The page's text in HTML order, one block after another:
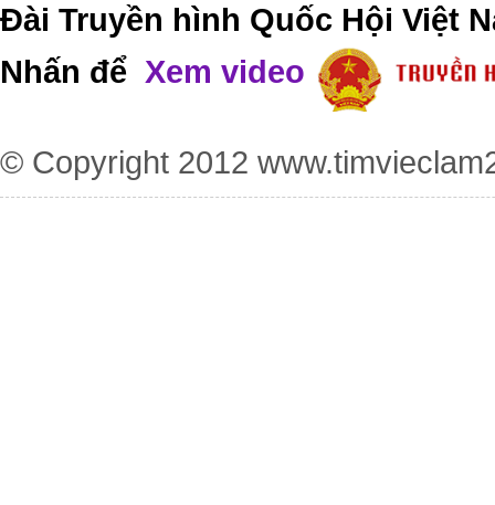
Đài Truyền hình Quốc Hội Việt
Nhấn để Xem video
© Copyright 2012